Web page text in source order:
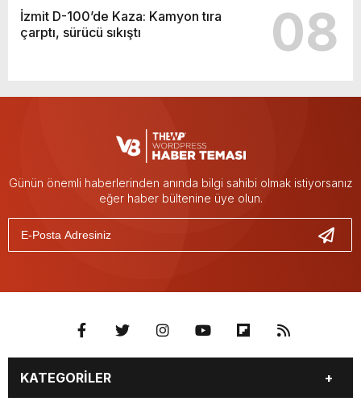
İzmit D-100’de Kaza: Kamyon tıra
çarptı, sürücü sıkıştı
08
Günün önemli haberlerinden anında bilgi sahibi olmak istiyorsanız
eğer haber bültenine üye olun.
KATEGORİLER